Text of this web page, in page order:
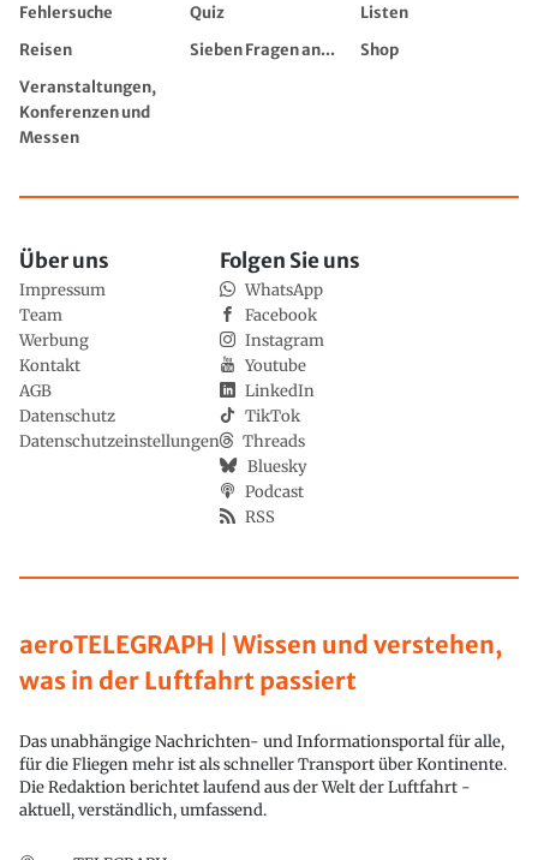
Fehlersuche
Quiz
Listen
Reisen
Sieben Fragen an...
Shop
Veranstaltungen,
Konferenzen und
Messen
aeroTELEGRAPH | Wissen und verstehen,
was in der Luftfahrt passiert
Das unabhängige Nachrichten- und Informationsportal für alle,
für die Fliegen mehr ist als schneller Transport über Kontinente.
Die Redaktion berichtet laufend aus der Welt der Luftfahrt -
aktuell, verständlich, umfassend.
Über uns
Impressum
Team
Werbung
Kontakt
AGB
Datenschutz
Datenschutzeinstellungen
Folgen Sie uns
WhatsApp
Facebook
Instagram
Youtube
LinkedIn
TikTok
Threads
Bluesky
Podcast
RSS